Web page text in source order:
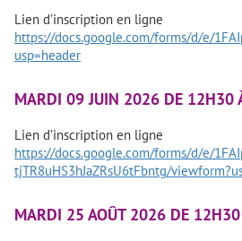
Lien d’inscription en ligne
https://docs.google.com/forms/d/e/
usp=header
MARDI 09 JUIN 2026 DE 12H30
Lien d’inscription en ligne
https://docs.google.com/forms/d/e/
tjTR8uHS3hJaZRsU6tFbntg/
MARDI 25 AOÛT 2026 DE